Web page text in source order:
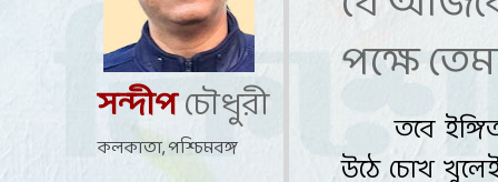
সন্দীপচৌধুরী
কলকাতা, পশ্চিমবঙ্গ
পক্ষে
তবে
উঠে চোখ